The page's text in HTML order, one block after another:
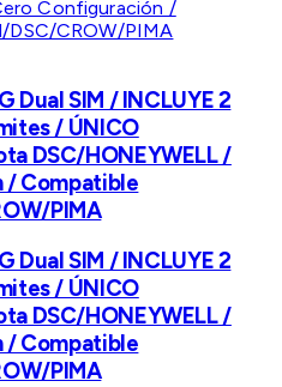
Dual SIM / INCLUYE 2
/ ÚNICO
DSC/HONEYWELL /
/ Compatible
PIMA
Dual SIM / INCLUYE 2
/ ÚNICO
DSC/HONEYWELL /
/ Compatible
PIMA